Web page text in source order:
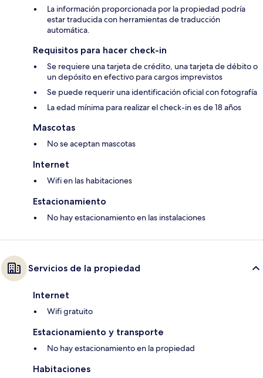
La información proporcionada por la propiedad podría
estar traducida con herramientas de traducción
automática.
Requisitos para hacer check-in
Se requiere una tarjeta de crédito, una tarjeta de débito o
un depósito en efectivo para cargos imprevistos
Se puede requerir una identificación oficial con fotografía
La edad mínima para realizar el check-in es de 18 años
Mascotas
No se aceptan mascotas
Internet
Wifi en las habitaciones
Estacionamiento
No hay estacionamiento en las instalaciones
Servicios de la propiedad
Internet
Wifi gratuito
Estacionamiento y transporte
No hay estacionamiento en la propiedad
Habitaciones